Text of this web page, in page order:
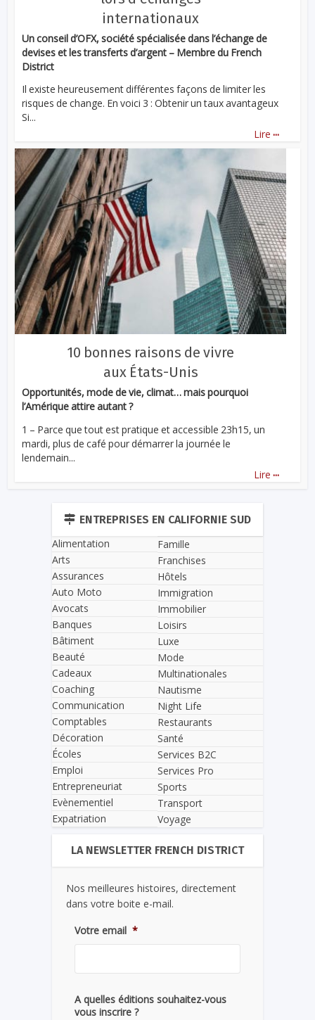
internationaux
Un conseil d’OFX, société spécialisée dans l’échange de
devises et les transferts d’argent – Membre du French
District
Il existe heureusement différentes façons de limiter les
risques de change. En voici 3 : Obtenir un taux avantageux
Si...
Lire ...
10 bonnes raisons de vivre
aux États-Unis
Opportunités, mode de vie, climat… mais pourquoi
l’Amérique attire autant ?
1 – Parce que tout est pratique et accessible 23h15, un
mardi, plus de café pour démarrer la journée le
lendemain...
Lire ...
ENTREPRISES EN CALIFORNIE SUD
Alimentation
Arts
Assurances
Auto Moto
Avocats
Banques
Bâtiment
Beauté
Cadeaux
Coaching
Communication
Comptables
Décoration
Écoles
Emploi
Entrepreneuriat
Evènementiel
Expatriation
Famille
Franchises
Hôtels
Immigration
Immobilier
Loisirs
Luxe
Mode
Multinationales
Nautisme
Night Life
Restaurants
Santé
Services B2C
Services Pro
Sports
Transport
Voyage
LA NEWSLETTER FRENCH DISTRICT
Nos meilleures histoires, directement
dans votre boite e-mail.
Votre email *
A quelles éditions souhaitez-vous
vous inscrire ?